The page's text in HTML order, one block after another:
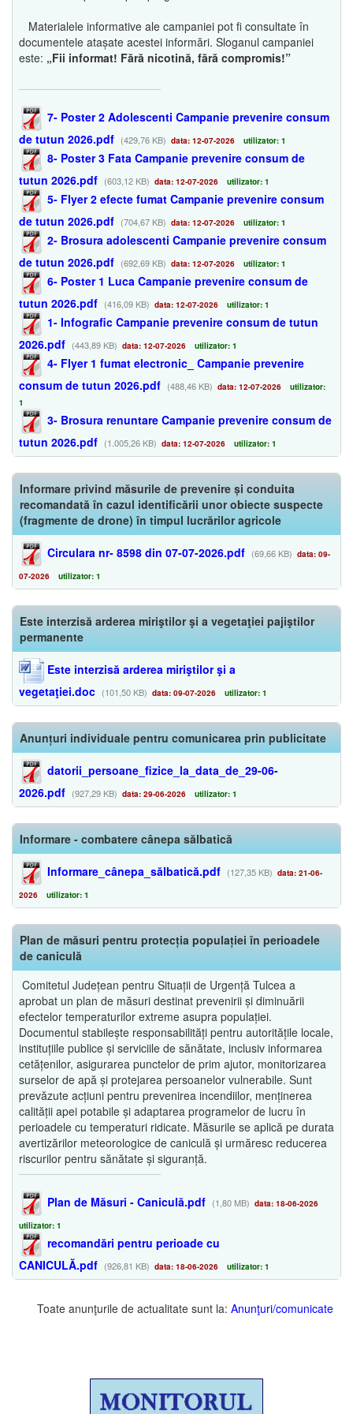
Materialele informative ale campaniei pot fi consultate în
documentele atașate acestei informări. Sloganul campaniei
este: „Fii informat! Fără nicotină, fără compromis!”
7- Poster 2 Adolescenti Campanie prevenire consum
de tutun 2026.pdf (429,76 KB) data: 12-07-2026 utilizator: 1
8- Poster 3 Fata Campanie prevenire consum de
tutun 2026.pdf (603,12 KB) data: 12-07-2026 utilizator: 1
5- Flyer 2 efecte fumat Campanie prevenire consum
de tutun 2026.pdf (704,67 KB) data: 12-07-2026 utilizator: 1
2- Brosura adolescenti Campanie prevenire consum
de tutun 2026.pdf (692,69 KB) data: 12-07-2026 utilizator: 1
6- Poster 1 Luca Campanie prevenire consum de
tutun 2026.pdf (416,09 KB) data: 12-07-2026 utilizator: 1
1- Infografic Campanie prevenire consum de tutun
2026.pdf (443,89 KB) data: 12-07-2026 utilizator: 1
4- Flyer 1 fumat electronic_ Campanie prevenire
consum de tutun 2026.pdf (488,46 KB) data: 12-07-2026
utilizator:
1
3- Brosura renuntare Campanie prevenire consum de
tutun 2026.pdf (1.005,26 KB) data: 12-07-2026 utilizator: 1
Informare privind măsurile de prevenire și conduita
recomandată în cazul identificării unor obiecte suspecte
(fragmente de drone) în timpul lucrărilor agricole
Circulara nr- 8598 din 07-07-2026.pdf (69,66 KB) data: 09-
07-2026 utilizator: 1
Este interzisă arderea miriştilor şi a vegetaţiei pajiştilor
permanente
Este interzisă arderea miriştilor şi a
vegetaţiei.doc (101,50 KB) data: 09-07-2026 utilizator: 1
Anunțuri individuale pentru comunicarea prin publicitate
datorii_persoane_fizice_la_data_de_29-06-
2026.pdf (927,29 KB) data: 29-06-2026 utilizator: 1
Informare - combatere cânepa sălbatică
Informare_cânepa_sălbatică.pdf (127,35 KB) data: 21-06-
2026 utilizator: 1
Plan de măsuri pentru protecția populației în perioadele
de caniculă
Comitetul Județean pentru Situații de Urgență Tulcea a
aprobat un plan de măsuri destinat prevenirii și diminuării
efectelor temperaturilor extreme asupra populației.
Documentul stabilește responsabilități pentru autoritățile locale,
instituțiile publice și serviciile de sănătate, inclusiv informarea
cetățenilor, asigurarea punctelor de prim ajutor, monitorizarea
surselor de apă și protejarea persoanelor vulnerabile. Sunt
prevăzute acțiuni pentru prevenirea incendiilor, menținerea
calității apei potabile și adaptarea programelor de lucru în
perioadele cu temperaturi ridicate. Măsurile se aplică pe durata
avertizărilor meteorologice de caniculă și urmăresc reducerea
riscurilor pentru sănătate și siguranță.
Plan de Măsuri - Caniculă.pdf (1,80 MB) data: 18-06-2026
utilizator: 1
recomandări pentru perioade cu
CANICULĂ.pdf (926,81 KB) data: 18-06-2026 utilizator: 1
Toate anunţurile de actualitate sunt la: Anunţuri/comunicate